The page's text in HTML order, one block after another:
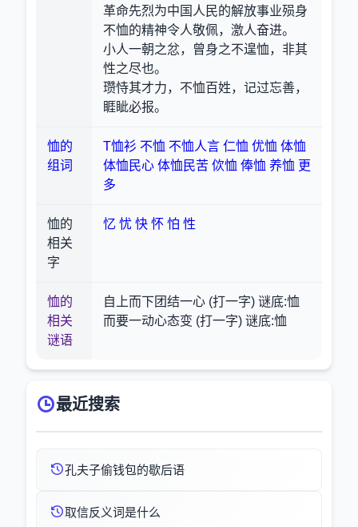
革命先烈为中国人民的解放事业殒身
不恤的精神令人敬佩，激人奋进。
小人一朝之忿，曾身之不遑恤，非其
性之尽也。
瓒恃其才力，不恤百姓，记过忘善，
睚眦必报。
恤的
组词
T恤衫 不恤 不恤人言 仁恤 优恤 体恤
体恤民心 体恤民苦 佽恤 俸恤 养恤 更
多
恤的
相关
字
忆 忧 快 怀 怕 性
恤的
相关
谜语
自上而下团结一心 (打一字) 谜底:恤
而要一动心态变 (打一字) 谜底:恤
最近搜索
孔夫子偷钱包的歇后语
取信反义词是什么